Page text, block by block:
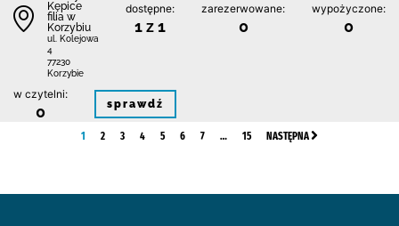
Kępice
filia w
Korzybiu
ul. Kolejowa
4
77230
Korzybie
dostępne:
1 z 1
zarezerwowane:
0
wypożyczone:
0
w czytelni:
0 sprawdź
1 2 3 4 5 6 7 … 15 NASTĘPNA